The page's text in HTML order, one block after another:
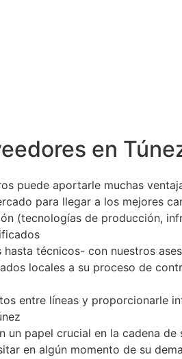
en
puede aportarle muchas
para llegar a los mejores
(tecnologías de producción,
técnicos- con nuestros
locales a su proceso de
entre líneas y proporcionarle
papel crucial en la cadena
en algún momento de su